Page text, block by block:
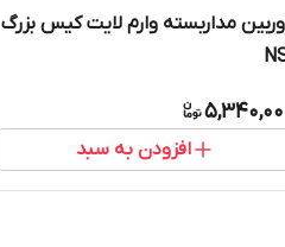
مداربسته وارم لایت کیس بزرگ
افزودن به سبد